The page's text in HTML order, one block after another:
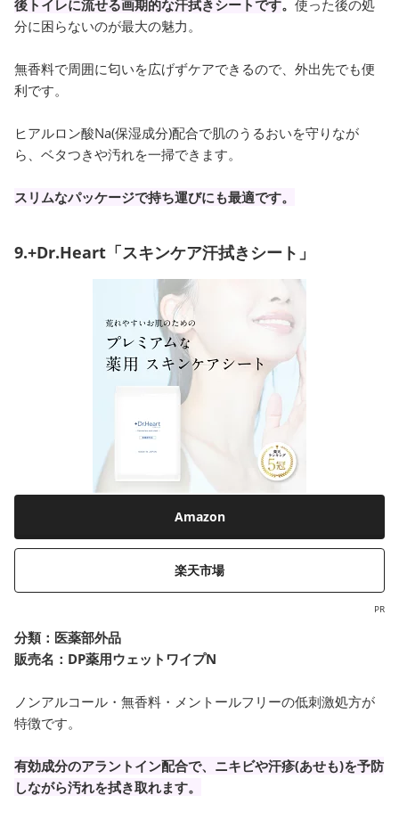
後トイレに流せる画期的な汗拭きシートです。 使った後の処
分に困らないのが最大の魅力。
無香料で周囲に匂いを広げずケアできるので、外出先でも便
利です。
ヒアルロン酸Na(保湿成分)配合で肌のうるおいを守りなが
ら、ベタつきや汚れを一掃できます。
スリムなパッケージで持ち運びにも最適です。
9.+Dr.Heart「スキンケア汗拭きシート」
Amazon
楽天市場
PR
分類： 医薬部外品
販売名：DP薬用ウェットワイプN
ノンアルコール・無香料・メントールフリーの低刺激処方が
特徴です。
有効成分のアラントイン配合で、ニキビや汗疹(あせも)を予防
しながら汚れを拭き取れます。